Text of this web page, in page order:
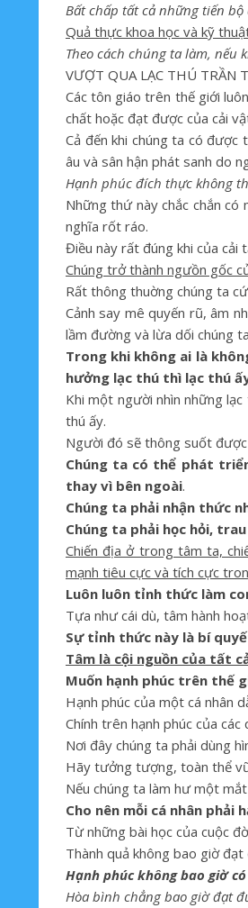
Bất chấp tất cả những tiến
Quả thực khoa học và kỹ
Theo cách chúng ta làm,
VƯỢT QUA LẠC THÚ TRẦN
Các tôn giáo trên thế giới
chất hoặc đạt được của cải
Cả đến khi chúng ta có được
âu và sân hận phát sanh do
Hạnh phúc đích thực không
Những thứ này chắc chắn
nghĩa rốt ráo.
Điều này rất đúng khi của cải
Chúng trở thành ngưồn gốc
Rất thông thuờng chúng ta
Cảnh say mê quyến rũ, âm
lầm đường và lừa dối chúng
Trong khi không ai là
hưởng lạc thú thì lạc thú
Khi một người nhìn những
thú ấy.
Người đó sẽ thông suốt
Chúng ta có thể phát
thay vì bên ngoài.
Chúng ta phải nhận thức
Chúng ta phải học hỏi,
Chiến địa ở trong tâm ta,
mạnh tiêu cực và tích cực
Luôn luôn tỉnh thức làm
Tựa như cái dù, tâm hành
Sự tỉnh thức này là bí
Tâm là cội nguồn của tất
Muốn hạnh phúc trên thế
Hạnh phúc của một cá nhân
Chính trên hạnh phúc của
Nơi đây chúng ta phải dùng
Hãy tưởng tượng, toàn thể
Nếu chúng ta làm hư một
Cho nên mỗi cá nhân phải
Từ những bài học của cuộc
Thành quả không bao giờ
Hạnh phúc không bao giờ
Hòa bình chẳng bao giờ đạt